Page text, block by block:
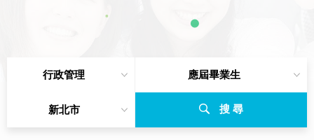
行政管理 應屆畢業生
新北市 搜 尋